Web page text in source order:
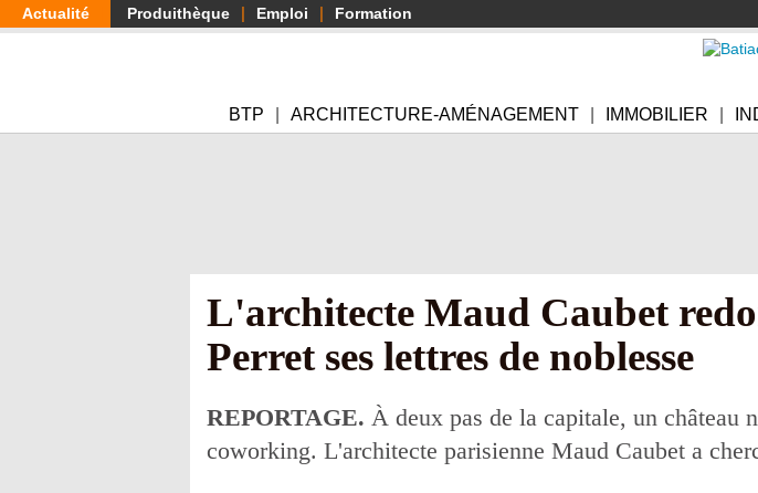
Aller
au
Actualité Produithèque Emploi Formation
BTP ARCHITECTURE-AMÉNAGEMENT IMMOBILIER
L'architecte Maud Caubet
Perret ses lettres de noblesse
REPORTAGE. À deux pas de la capitale, un château
coworking. L'architecte parisienne Maud Caubet a